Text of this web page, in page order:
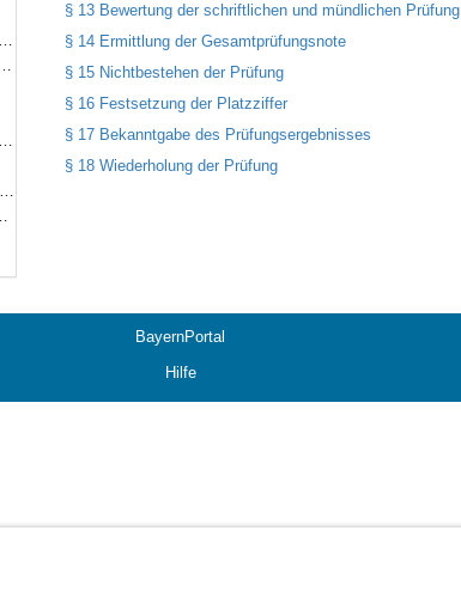
§ 13 Bewertung der schriftlichen und mündlichen Prüfung
§ 14 Ermittlung der Gesamtprüfungsnote
§ 15 Nichtbestehen der Prüfung
§ 16 Festsetzung der Platzziffer
§ 17 Bekanntgabe des Prüfungsergebnisses
§ 18 Wiederholung der Prüfung
BayernPortal
Hilfe